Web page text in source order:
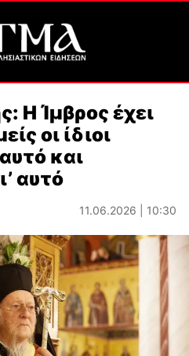
Η Ίμβρος έχει
οι ίδιοι
και
αυτό
11.06.2026 | 10:30